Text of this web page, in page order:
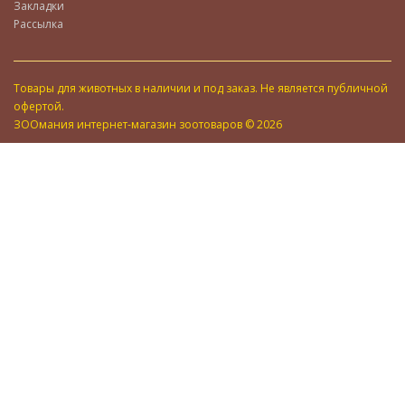
Закладки
Рассылка
Товары для животных в наличии и под заказ. Не является публичной
офертой.
ЗООмания интернет-магазин зоотоваров © 2026